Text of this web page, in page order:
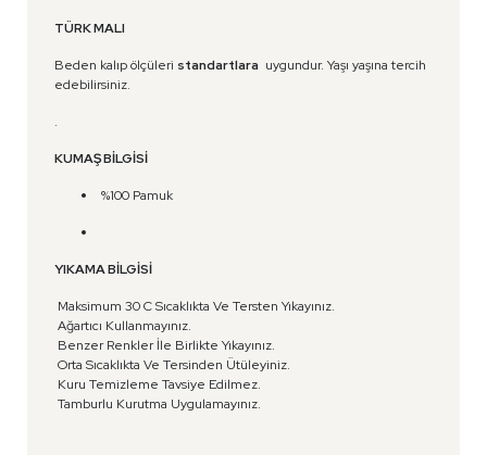
TÜRK MALI
Beden kalıp ölçüleri standartlara uygundur. Yaşı yaşına tercih
edebilirsiniz.
.
KUMAŞ BİLGİSİ
%100 Pamuk
YIKAMA BİLGİSİ
Maksimum 30 C Sıcaklıkta Ve Tersten Yıkayınız.
Ağartıcı Kullanmayınız.
Benzer Renkler İle Birlikte Yıkayınız.
Orta Sıcaklıkta Ve Tersinden Ütüleyiniz.
Kuru Temizleme Tavsiye Edilmez.
Tamburlu Kurutma Uygulamayınız.